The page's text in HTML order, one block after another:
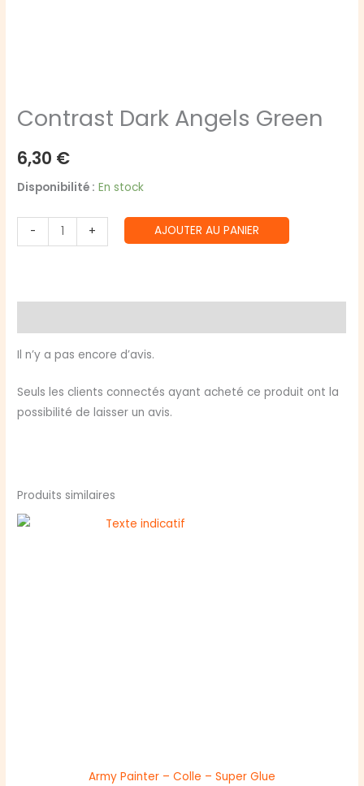
Contrast Dark Angels Green
6,30 €
Disponibilité : En stock
-
quantité
de
+ AJOUTER AU PANIER
Il n’y a pas encore d’avis.
Seuls les clients connectés ayant acheté ce produit ont la
possibilité de laisser un avis.
Produits similaires
Army Painter – Colle – Super Glue